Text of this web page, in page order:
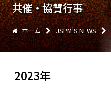
共催・協賛行事
ホーム JSPM’S NEWS
2023年